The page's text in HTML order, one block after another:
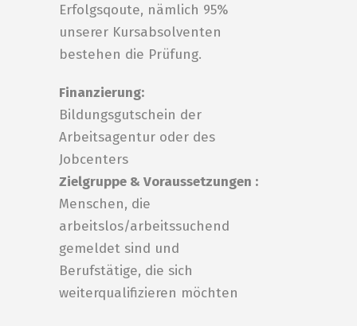
Erfolgsqoute, nämlich 95%
unserer Kursabsolventen
bestehen die Prüfung.
Finanzierung:
Bildungsgutschein der
Arbeitsagentur oder des
Jobcenters
Zielgruppe & Voraussetzungen :
Menschen, die
arbeitslos/arbeitssuchend
gemeldet sind und
Berufstätige, die sich
weiterqualifizieren möchten